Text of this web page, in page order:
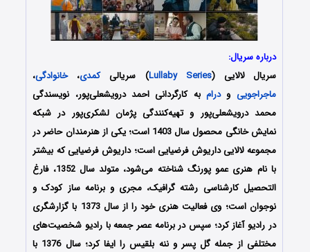
درباره سریال:
سریال لالایی (Lullaby Series) سریالیکمدی،خانوادگی،
ماجراجویی ودرامبه کارگردانی احمد درویشعلی‌پور، نویسندگی
محمد درویشعلی‌پور و تهیه‌کنندگی پژمان لشکری‌پور در شبکه
نمایش خانگی محصول سال 1403 است؛ یکی از هنرمندان حاضر در
مجموعه لالایی داریوش فرضیایی است؛ داریوش فرضیایی که بیشتر
با نام هنری عمو پورنگ شناخته می‌شود، متولد سال 1352، فارغ
التحصیل کارشناسی رشته گرافیک، مجری و برنامه ساز کودک و
نوجوان است؛ وی فعالیت هنری خود را از سال 1373 با گزارشگری
در رادیو آغاز کرد؛ سپس در برنامه عصر جمعه با رادیو شخصیت‌های
مختلفی از جمله گل پسر و ننه بلقیس را ایفا کرد؛ سال 1376 با